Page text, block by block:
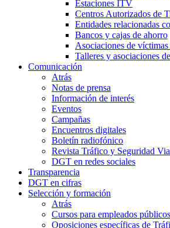
Estaciones ITV
Centros Autorizados de
Entidades relacionadas
Bancos y cajas de ahorro
Asociaciones de víctimas
Talleres y asociaciones
Comunicación
Atrás
Notas de prensa
Información de interés
Eventos
Campañas
Encuentros digitales
Boletín radiofónico
Revista Tráfico y Seguridad
DGT en redes sociales
Transparencia
DGT en cifras
Selección y formación
Atrás
Cursos para empleados públicos
Oposiciones específicas de